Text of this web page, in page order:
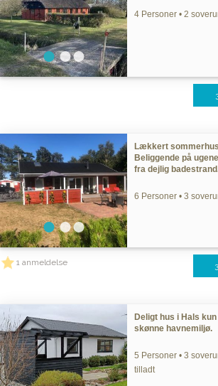
4 Personer • 2
Lækkert
Beliggende på
fra dejlig
6 Personer • 3
1 anmeldelse
Deligt hus i Hals
skønne havnemiljø.
5 Personer • 3
tilladt